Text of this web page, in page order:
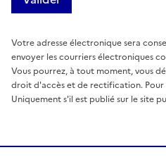
Votre adresse électronique sera
envoyer les courriers électroniques
Vous pourrez, à tout moment, vous
droit d'accès et de rectification.
Uniquement s'il est publié sur le site